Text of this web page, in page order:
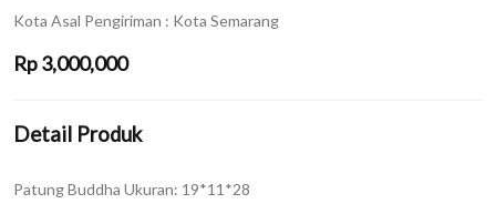
Kota Asal Pengiriman : Kota Semarang
Rp3,000,000
Detail Produk
Patung Buddha Ukuran: 19*11*28